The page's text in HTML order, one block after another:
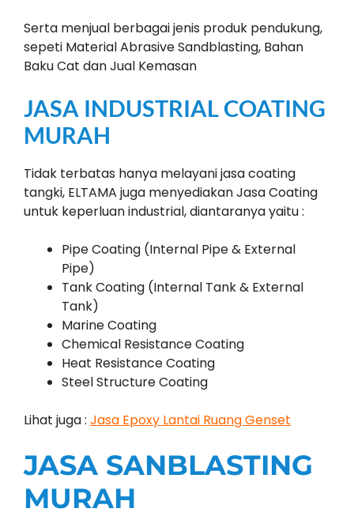
Serta menjual berbagai jenis produk pendukung,
sepeti Material Abrasive Sandblasting, Bahan
Baku Cat dan Jual Kemasan
JASA INDUSTRIAL COATING
MURAH
Tidak terbatas hanya melayani jasa coating
tangki, ELTAMA juga menyediakan Jasa Coating
untuk keperluan industrial, diantaranya yaitu :
Pipe Coating (Internal Pipe & External
Pipe)
Tank Coating (Internal Tank & External
Tank)
Marine Coating
Chemical Resistance Coating
Heat Resistance Coating
Steel Structure Coating
Lihat juga : Jasa Epoxy Lantai Ruang Genset
JASA SANBLASTING
MURAH